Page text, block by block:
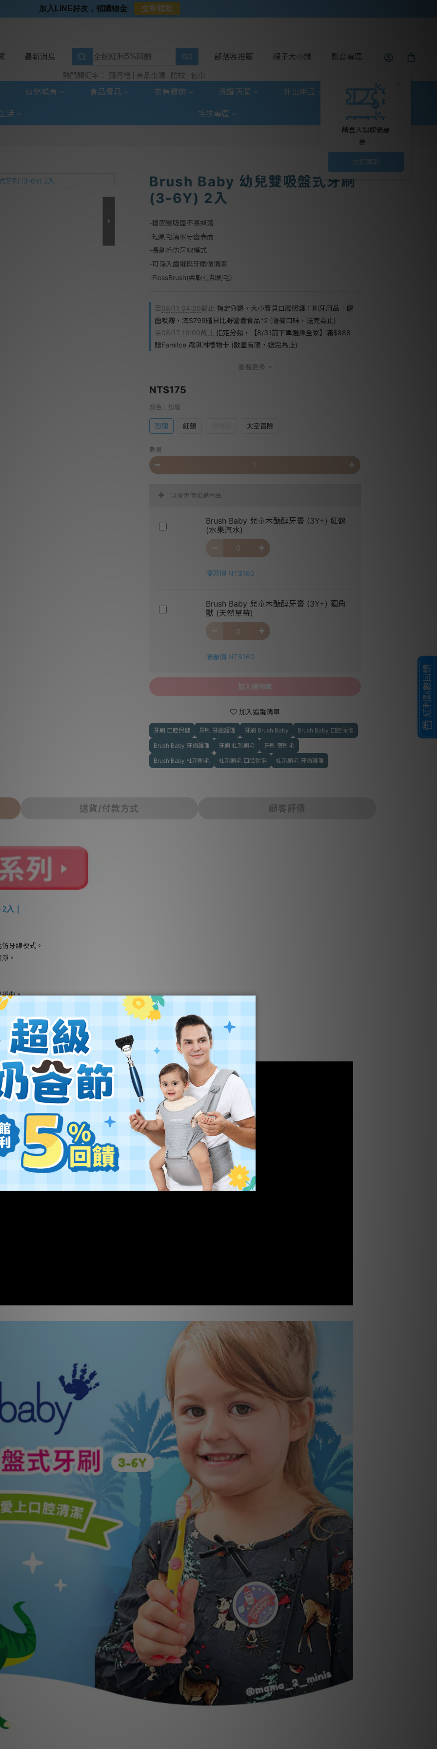
⭐新客首購限定⭐
⭐加入LINE好友⭐
最新消息
熱門關鍵字： 彌月禮 良品出清 防蚊 包巾
部落客推薦 親子大小識 影音專區
請登入領取優惠
券！
立即領取
幼兒哺育 食品餐具 衣著寢飾 洗護清潔 外出用品 玩具童書
活 毛孩專區
Brush Baby 幼兒雙吸盤式牙刷
(3-6Y) 2入
-穩固雙吸盤不易掉落
-短刷毛清潔牙齒表面
-長刷毛仿牙線模式
-可深入齒縫與牙齦做清潔
-FlossBrush(柔軟杜邦刷毛)
至08/11 04:00截止 指定分類，大小寶貝口腔照護：刷牙用品｜健
齒噴霧，滿$799贈日比野營養食品*2 (隨機口味，送完為止)
至08/17 16:00截止 指定分類，【8/31前下單選擇全家】滿$888
贈Fami!ce 霜淇淋禮物卡 (數量有限，送完為止)
查看更多
NT$175
顏色 : 恐龍
恐龍 紅鶴 太空冒險
數量
以優惠價加購商品
Brush Baby 兒童木醣醇牙膏 (3Y+) 紅鶴
(水果汽水)
優惠價 NT$160
Brush Baby 兒童木醣醇牙膏 (3Y+) 獨角
獸 (天然草莓)
優惠價 NT$160
加入購物車
加入追蹤清單
牙刷 口腔保健 牙刷 牙齒護理 牙刷 Brush Baby Brush Baby 口腔保健
Brush Baby 牙齒護理 牙刷 杜邦刷毛 牙刷 雙刷毛
Brush Baby 杜邦刷毛 杜邦刷毛 口腔保健 杜邦刷毛 牙齒護理
送貨/付款方式 顧客評價
入｜
牙線模式。
。
捲曲。
加入LINE好友，領購物金 立即領取
紅利點數回饋